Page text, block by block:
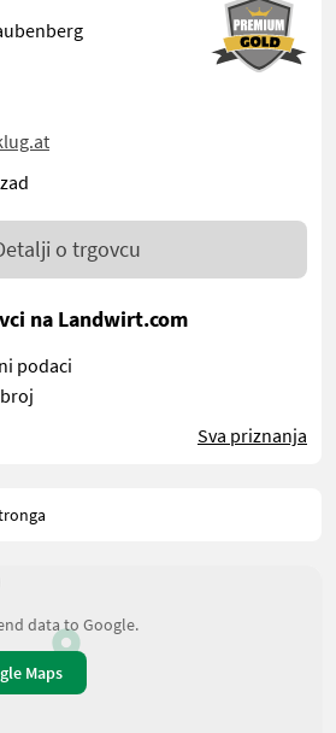
o trgovcu
na Landwirt.com
podaci
Sva priznanja
data to Google.
Maps